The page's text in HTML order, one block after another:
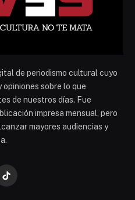
de periodismo cultural cuyo
sobre lo que
de nuestros días. Fue
impresa mensual, pero
mayores audiencias y
TikTok